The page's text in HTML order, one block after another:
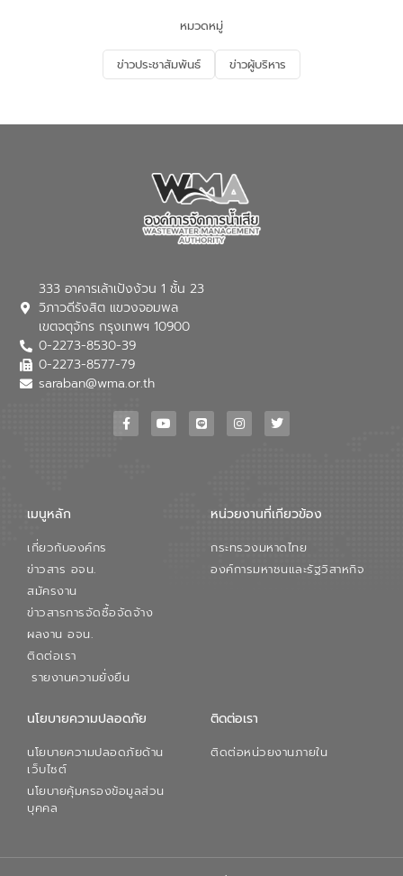
จัดการน้ำเสียและสร้างจิตสำนึกในการ
อนุรักษ์สิ่งแวดล้อม ในหัวข้อ “น้ำเสียชุมชน
และการบำบัดน้ำเสียเบื้องต้น” โดยให้ความรู้
เกี่ยวกับสาเหตุและผลกระทบของน้ำเสีย
ณ เทศบาลตำบลบางเลน จังหวัดนครปฐม
หมวดหมู่
ข่าวประชาสัมพันธ์ ข่าวผู้บริหาร
333 อาคารเล้าเป้งง้วน 1 ชั้น 23
วิภาวดีรังสิต แขวงจอมพล
เขตจตุจักร กรุงเทพฯ 10900
0-2273-8530-39
0-2273-8577-79
saraban@wma.or.th
เมนูหลัก
เกี่ยวกับองค์กร
ข่าวสาร อจน.
สมัครงาน
ข่าวสารการจัดซื้อจัดจ้าง
ผลงาน อจน.
ติดต่อเรา
รายงานความยั่งยืน
หน่วยงานที่เกียวข้อง
กระทรวงมหาดไทย
องค์การมหาชนและรัฐวิสาหกิจ
นโยบายความปลอดภัย
นโยบายความปลอดภัยด้าน
เว็บไซต์
นโยบายคุ้มครองข้อมูลส่วน
บุคคล
ติดต่อเรา
ติดต่อหน่วยงานภายใน